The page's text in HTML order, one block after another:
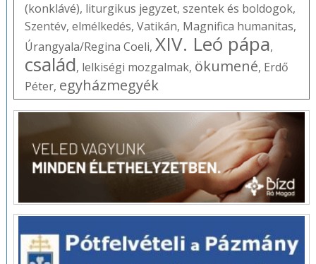
(konklávé), liturgikus jegyzet, szentek és boldogok,
Szentév, elmélkedés, Vatikán, Magnifica humanitas,
Úrangyala/Regina Coeli, XIV. Leó pápa,
család, lelkiségi mozgalmak, ökumené, Erdő
Péter, egyházmegyék